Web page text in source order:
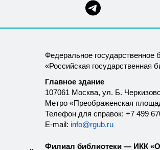
Федеральное
«Российская государственная
Главное здание
107061 Москва, ул. Б.
Метро «Преображенская
Телефон для справок: +7 499
E-mail: info@rgub.ru
Филиал библиотеки — ИКК